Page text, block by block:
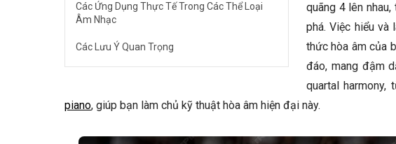
Các Ứng Dụng Thực Tế Trong Các Thể Loại
Âm Nhạc
Các Lưu Ý Quan Trọng
Quartal harmony có khó học không?
quãng 4 lên
phá. Việc hiểu và
thức hòa âm của
đáo, mang đậm
quartal
piano, giúp bạn làm chủ kỹ thuật hòa âm hiện đại này.